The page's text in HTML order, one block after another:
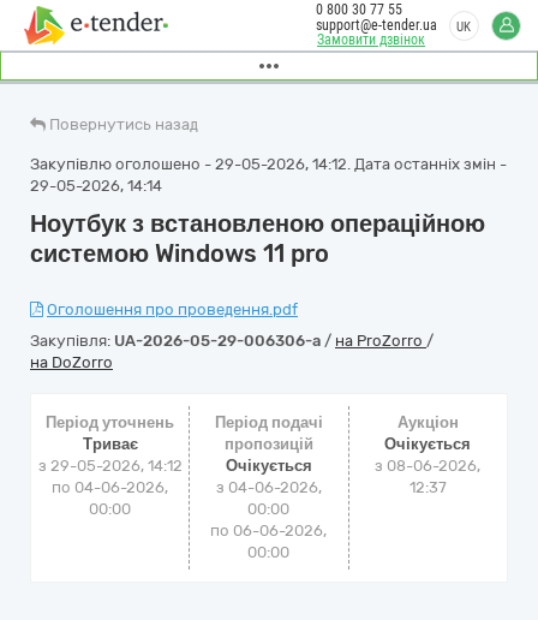
Замовити дзвінок
0 800 30 77 55
support@e-tender.ua
UK
Повернутись назад
Закупівлю оголошено - 29-05-2026, 14:12. Дата останніх змін -
29-05-2026, 14:14
Ноутбук з встановленою операційною
системою Windows 11 pro
Оголошення про проведення.pdf
Закупівля: UA-2026-05-29-006306-a / на ProZorro /
на DoZorro
Період уточнень
Триває
з 29-05-2026, 14:12
по 04-06-2026,
00:00
Період подачі
пропозицій
Очікується
з 04-06-2026,
00:00
по 06-06-2026,
00:00
Аукціон
Очікується
з 08-06-2026,
12:37